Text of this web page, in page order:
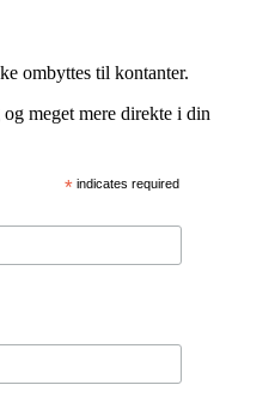
ombyttes til kontanter.
meget mere direkte i din
* indicates required